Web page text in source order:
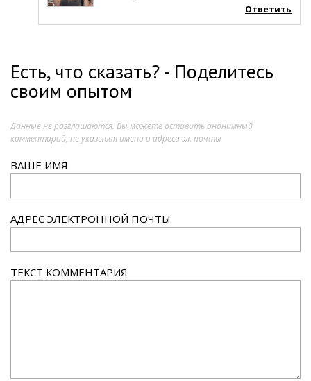
Ответить
Есть, что сказать? - Поделитесь
своим опытом
Данные не разглашаются. Вы можете оставить анонимный
комментарий, не указывая имени и адреса эл. почты
ВАШЕ ИМЯ
АДРЕС ЭЛЕКТРОННОЙ ПОЧТЫ
ТЕКСТ КОММЕНТАРИЯ